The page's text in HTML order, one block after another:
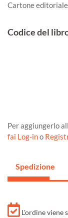
Cartone
Codice del
Per aggiungerlo
fai Log-ino
Spedizione
L'ordine viene